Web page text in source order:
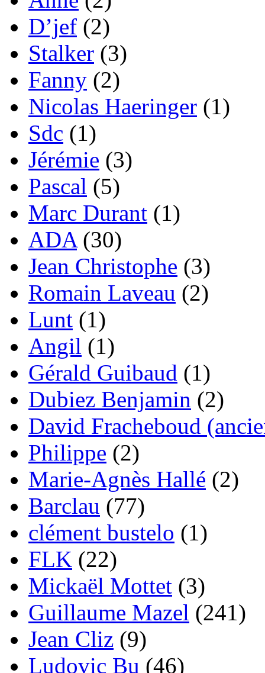
D’jef (2)
Stalker (3)
Fanny (2)
Nicolas Haeringer (1)
Sdc (1)
Jérémie (3)
Pascal (5)
Marc Durant (1)
ADA(30)
Jean Christophe (3)
Romain Laveau (2)
Lunt (1)
Angil (1)
Gérald Guibaud (1)
Dubiez Benjamin (2)
David Fracheboud
Philippe (2)
Marie-Agnès Hallé (2)
Barclau (77)
clément bustelo (1)
FLK (22)
Mickaël Mottet (3)
Guillaume Mazel (241)
Jean Cliz (9)
Ludovic Bu (46)